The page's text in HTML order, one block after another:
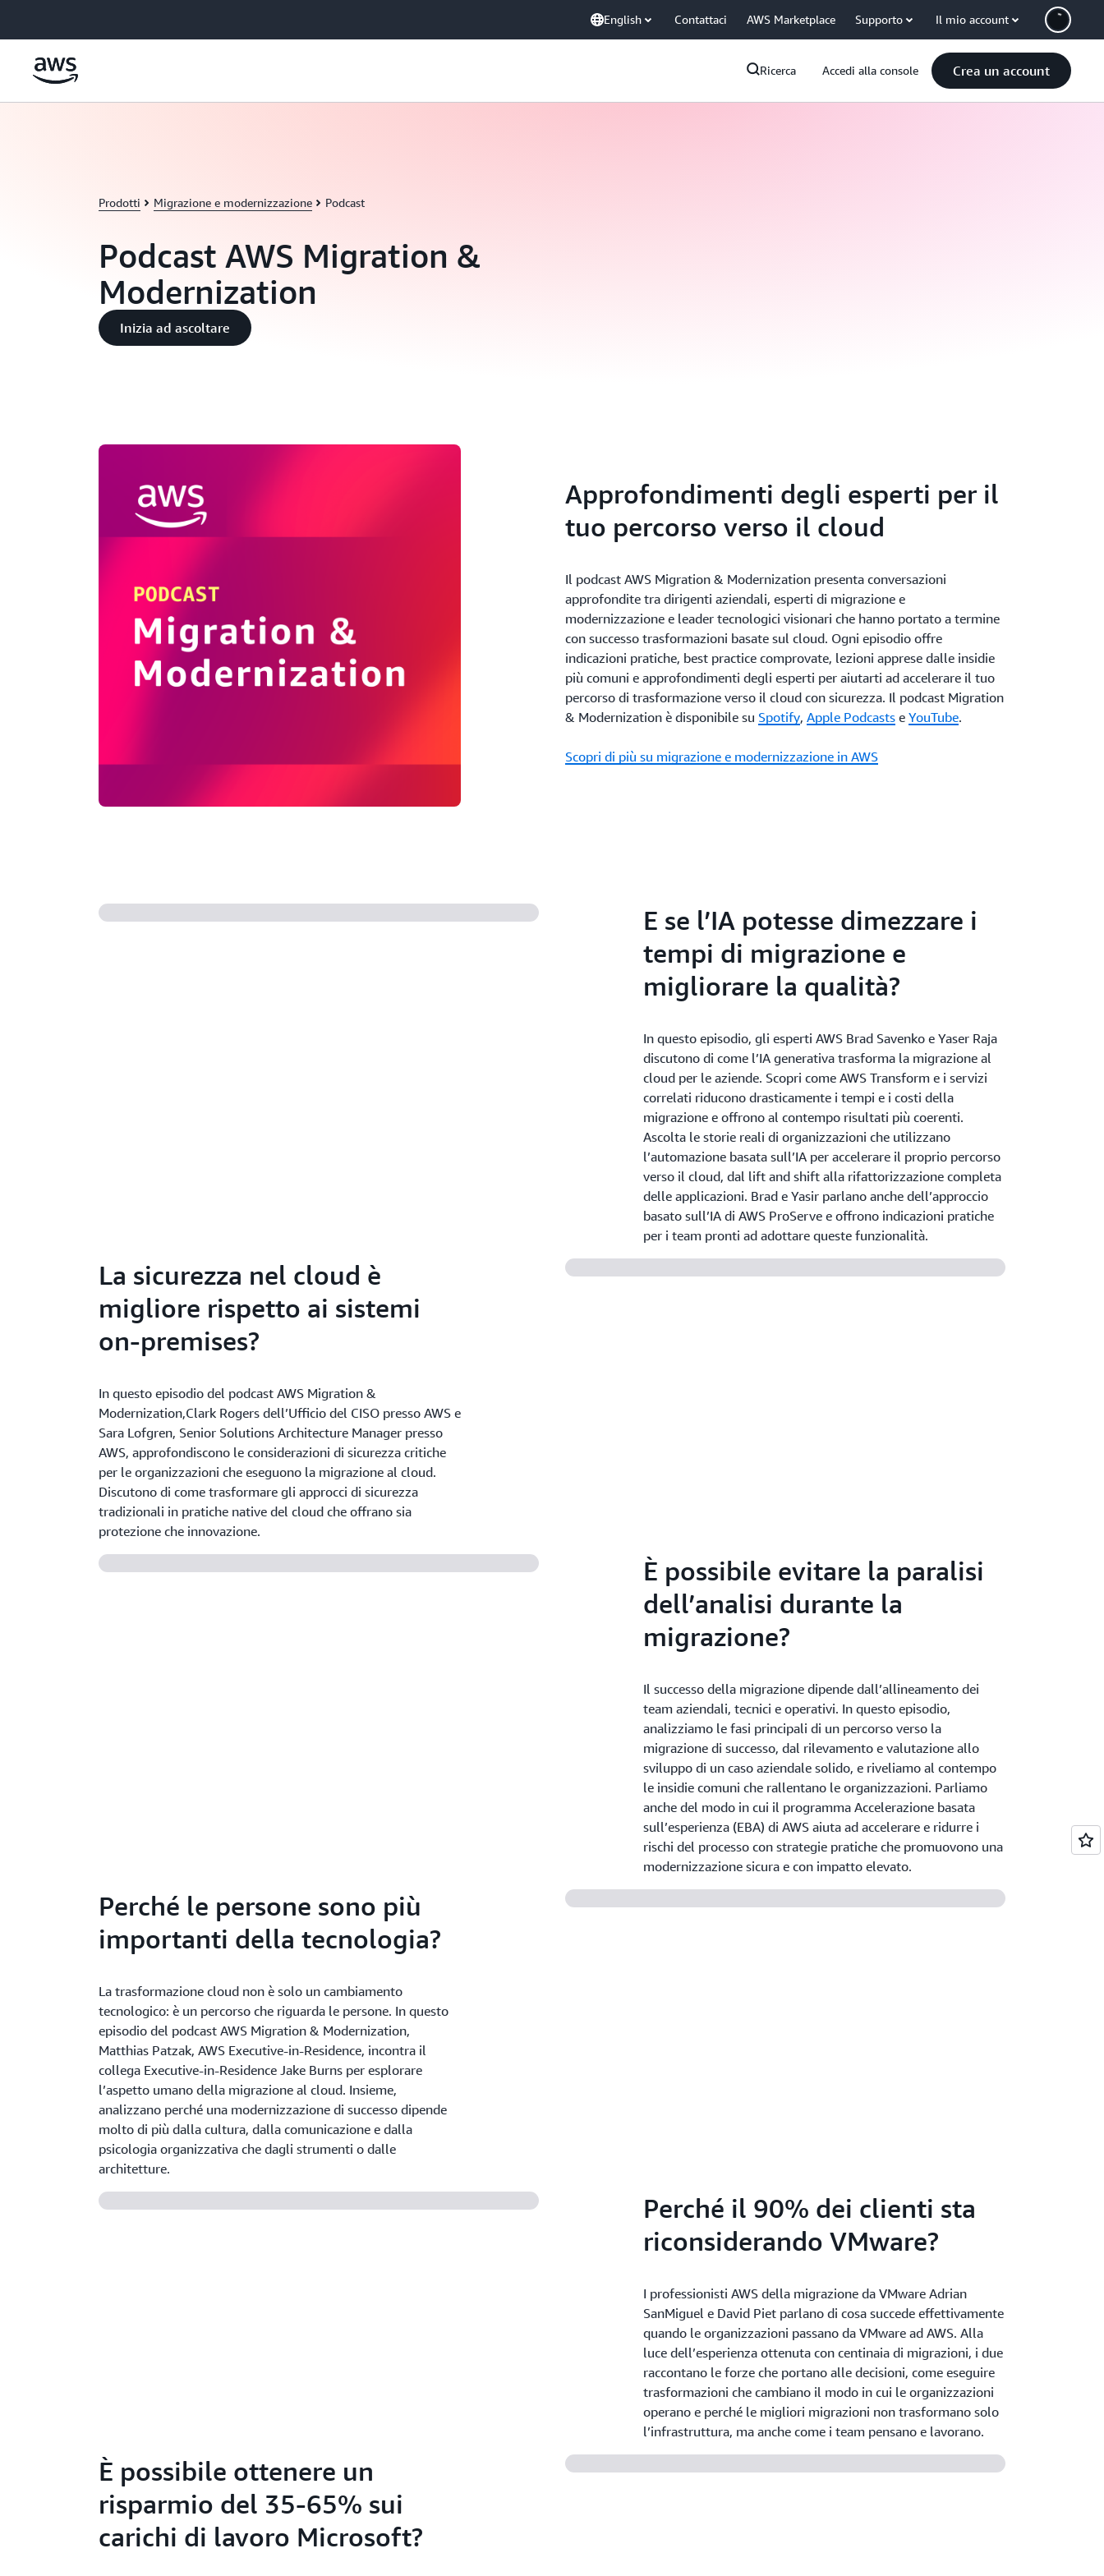
English Contattaci AWS Marketplace Supporto Il mio account
Ricerca Accedi alla console Crea un account
Prodotti Migrazione e modernizzazione Podcast
Podcast AWS Migration &
Modernization
Inizia ad ascoltare
Approfondimenti degli esperti per il
tuo percorso verso il cloud
Il podcast AWS Migration & Modernization presenta conversazioni
approfondite tra dirigenti aziendali, esperti di migrazione e
modernizzazione e leader tecnologici visionari che hanno portato a termine
con successo trasformazioni basate sul cloud. Ogni episodio offre
indicazioni pratiche, best practice comprovate, lezioni apprese dalle insidie
più comuni e approfondimenti degli esperti per aiutarti ad accelerare il tuo
percorso di trasformazione verso il cloud con sicurezza. Il podcast Migration
& Modernization è disponibile su Spotify, Apple Podcasts e YouTube.
Scopri di più su migrazione e modernizzazione in AWS
E se l’IA potesse dimezzare i
tempi di migrazione e
migliorare la qualità?
In questo episodio, gli esperti AWS Brad Savenko e Yaser Raja
discutono di come l’IA generativa trasforma la migrazione al
cloud per le aziende. Scopri come AWS Transform e i servizi
correlati riducono drasticamente i tempi e i costi della
migrazione e offrono al contempo risultati più coerenti.
Ascolta le storie reali di organizzazioni che utilizzano
l’automazione basata sull’IA per accelerare il proprio percorso
verso il cloud, dal lift and shift alla rifattorizzazione completa
delle applicazioni. Brad e Yasir parlano anche dell’approccio
basato sull’IA di AWS ProServe e offrono indicazioni pratiche
per i team pronti ad adottare queste funzionalità.
La sicurezza nel cloud è
migliore rispetto ai sistemi
on-premises?
In questo episodio del podcast AWS Migration &
Modernization,Clark Rogers dell’Ufficio del CISO presso AWS e
Sara Lofgren, Senior Solutions Architecture Manager presso
AWS, approfondiscono le considerazioni di sicurezza critiche
per le organizzazioni che eseguono la migrazione al cloud.
Discutono di come trasformare gli approcci di sicurezza
tradizionali in pratiche native del cloud che offrano sia
protezione che innovazione.
È possibile evitare la paralisi
dell’analisi durante la
migrazione?
Il successo della migrazione dipende dall’allineamento dei
team aziendali, tecnici e operativi. In questo episodio,
analizziamo le fasi principali di un percorso verso la
migrazione di successo, dal rilevamento e valutazione allo
sviluppo di un caso aziendale solido, e riveliamo al contempo
le insidie comuni che rallentano le organizzazioni. Parliamo
anche del modo in cui il programma Accelerazione basata
sull’esperienza (EBA) di AWS aiuta ad accelerare e ridurre i
rischi del processo con strategie pratiche che promuovono una
modernizzazione sicura e con impatto elevato.
Perché le persone sono più
importanti della tecnologia?
La trasformazione cloud non è solo un cambiamento
tecnologico: è un percorso che riguarda le persone. In questo
episodio del podcast AWS Migration & Modernization,
Matthias Patzak, AWS Executive-in-Residence, incontra il
collega Executive-in-Residence Jake Burns per esplorare
l’aspetto umano della migrazione al cloud. Insieme,
analizzano perché una modernizzazione di successo dipende
molto di più dalla cultura, dalla comunicazione e dalla
psicologia organizzativa che dagli strumenti o dalle
architetture.
Perché il 90% dei clienti sta
riconsiderando VMware?
I professionisti AWS della migrazione da VMware Adrian
SanMiguel e David Piet parlano di cosa succede effettivamente
quando le organizzazioni passano da VMware ad AWS. Alla
luce dell’esperienza ottenuta con centinaia di migrazioni, i due
raccontano le forze che portano alle decisioni, come eseguire
trasformazioni che cambiano il modo in cui le organizzazioni
operano e perché le migliori migrazioni non trasformano solo
l’infrastruttura, ma anche come i team pensano e lavorano.
È possibile ottenere un
risparmio del 35-65% sui
carichi di lavoro Microsoft?